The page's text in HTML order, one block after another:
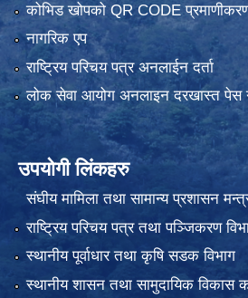
कोभिड खोपको QR CODE
नागरिक एप
राष्ट्रिय परिचय पत्र अनलाईन दर्ता
लोक सेवा आयोग अनलाइन दरखास्त पेस
उपयोगी लिंकहरु
संघीय मामिला तथा सामान्य प्रशासन
राष्ट्रिय परिचय पत्र तथा पञ्जिकरण
स्थानीय पूर्वाधार तथा कृषि सडक विभाग
स्थानीय शासन तथा सामुदायिक विकास